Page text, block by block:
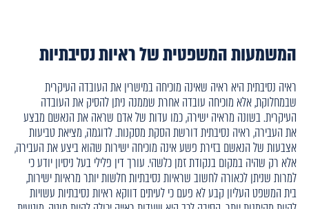
המשמעות המשפטית של ראיות נסיבתיות
ראיה נסיבתית היא ראיה שאינה מוכיחה במישרין את העובדה העיקרית
שבמחלוקת, אלא מוכיחה עובדה אחרת שממנה ניתן להסיק את העובדה
העיקרית. בשונה מראיה ישירה, כמו עדות של אדם שראה את הנאשם מבצע
את העבירה, ראיה נסיבתית דורשת הסקת מסקנות. לדוגמה, מציאת טביעות
אצבעות של הנאשם בזירת פשע אינה מוכיחה ישירות שהוא ביצע את העבירה,
אלא רק שהיה במקום בנקודת זמן כלשהי. עורך דין פלילי בעל ניסיון יודע כי
למרות שניתן לכאורה לחשוב שראיות נסיבתיות חלשות יותר מראיות ישירות,
בית המשפט העליון קבע לא פעם כי לעיתים דווקא ראיות נסיבתיות עשויות